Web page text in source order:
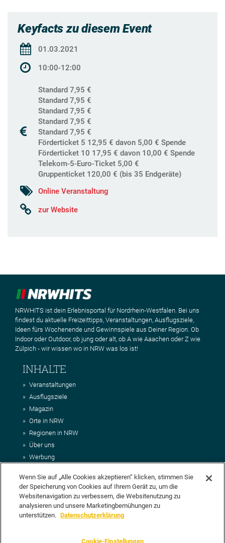
Keyfacts zu diesem Event
01.03.2021
10:00-12:00
Standard 7,95 €
Standard 7,95 €
Standard 7,95 €
Standard 7,95 €
Standard 7,95 €
Förderticket 5 12,95 € davon 5,00 € Spende
Förderticket 10 17,95 € davon 10,00 € Spende
Telekom-5-Euro-Ticket 5,00 €
Gruppenticket 120,00 € (bis 35 Endgeräte)
Online Veranstaltung
zur Website
NRWHITS ist dein Erlebnisportal für Nordrhein-Westfalen. Bei uns
findest du aktuelle Freizeittipps, Veranstaltungen, Ausflugsziele,
Ideen fürs Wochenende und Gewinnspiele aus Deiner Region. Ob
Indoor oder Outdoor, ob jung oder alt, ob A wie Aaachen oder Z wie
Zülpich - wir wissen wo in NRW was los ist!
INHALTE
Veranstaltungen
Ausflugsziele
Magazin
Orte in NRW
Regionen in NRW
Über uns
Werbung
Impressum
AGB
Datenschutz
DEIN VORSCHLAG FÜR NRWHITS
Wenn Sie auf „Alle Cookies akzeptieren“ klicken, stimmen Sie
der Speicherung von Cookies auf Ihrem Gerät zu, um die
Websitenavigation zu verbessern, die Websitenutzung zu
analysieren und unsere Marketingbemühungen zu
unterstützen. Datenschutzerklärung
Cookie-Einstellungen